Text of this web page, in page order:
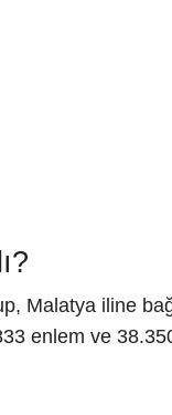
Malatya iline
enlem ve